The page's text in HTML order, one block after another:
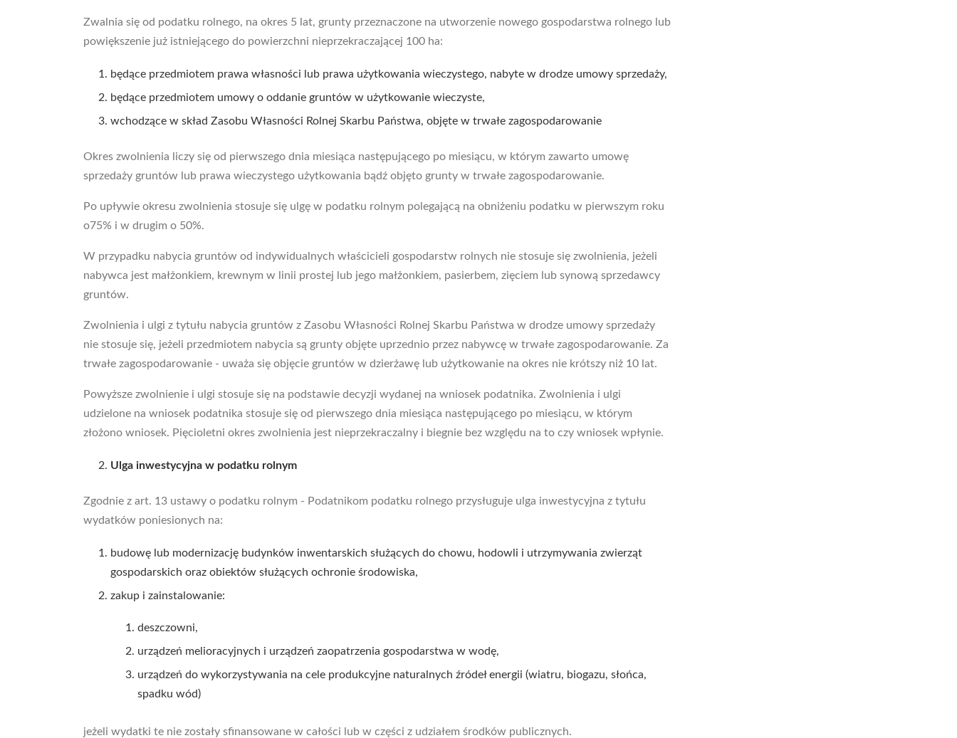
Zwalnia się od podatku rolnego, na okres 5 lat, grunty przeznaczone na utworzenie nowego gospodarstwa rolnego lub
powiększenie już istniejącego do powierzchni nieprzekraczającej 100 ha:
będące przedmiotem prawa własności lub prawa użytkowania wieczystego, nabyte w drodze umowy sprzedaży,
będące przedmiotem umowy o oddanie gruntów w użytkowanie wieczyste,
wchodzące w skład Zasobu Własności Rolnej Skarbu Państwa, objęte w trwałe zagospodarowanie
Okres zwolnienia liczy się od pierwszego dnia miesiąca następującego po miesiącu, w którym zawarto umowę
sprzedaży gruntów lub prawa wieczystego użytkowania bądź objęto grunty w trwałe zagospodarowanie.
Po upływie okresu zwolnienia stosuje się ulgę w podatku rolnym polegającą na obniżeniu podatku w pierwszym roku
o75% i w drugim o 50%.
W przypadku nabycia gruntów od indywidualnych właścicieli gospodarstw rolnych nie stosuje się zwolnienia, jeżeli
nabywca jest małżonkiem, krewnym w linii prostej lub jego małżonkiem, pasierbem, zięciem lub synową sprzedawcy
gruntów.
Zwolnienia i ulgi z tytułu nabycia gruntów z Zasobu Własności Rolnej Skarbu Państwa w drodze umowy sprzedaży
nie stosuje się, jeżeli przedmiotem nabycia są grunty objęte uprzednio przez nabywcę w trwałe zagospodarowanie. Za
trwałe zagospodarowanie - uważa się objęcie gruntów w dzierżawę lub użytkowanie na okres nie krótszy niż 10 lat.
Powyższe zwolnienie i ulgi stosuje się na podstawie decyzji wydanej na wniosek podatnika. Zwolnienia i ulgi
udzielone na wniosek podatnika stosuje się od pierwszego dnia miesiąca następującego po miesiącu, w którym
złożono wniosek. Pięcioletni okres zwolnienia jest nieprzekraczalny i biegnie bez względu na to czy wniosek wpłynie.
Ulga inwestycyjna w podatku rolnym
Zgodnie z art. 13 ustawy o podatku rolnym - Podatnikom podatku rolnego przysługuje ulga inwestycyjna z tytułu
wydatków poniesionych na:
budowę lub modernizację budynków inwentarskich służących do chowu, hodowli i utrzymywania zwierząt
gospodarskich oraz obiektów służących ochronie środowiska,
zakup i zainstalowanie:
deszczowni,
urządzeń melioracyjnych i urządzeń zaopatrzenia gospodarstwa w wodę,
urządzeń do wykorzystywania na cele produkcyjne naturalnych źródeł energii (wiatru, biogazu, słońca,
spadku wód)
jeżeli wydatki te nie zostały sfinansowane w całości lub w części z udziałem środków publicznych.